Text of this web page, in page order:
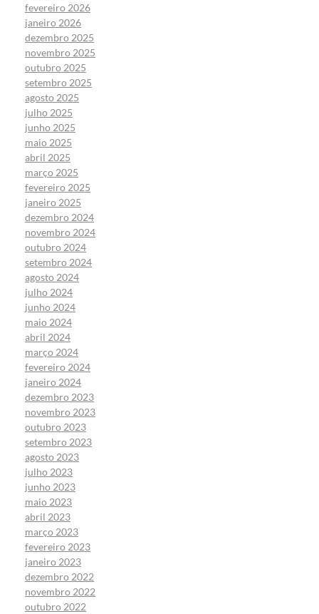
fevereiro 2026
janeiro 2026
dezembro 2025
novembro 2025
outubro 2025
setembro 2025
agosto 2025
julho 2025
junho 2025
maio 2025
abril 2025
março 2025
fevereiro 2025
janeiro 2025
dezembro 2024
novembro 2024
outubro 2024
setembro 2024
agosto 2024
julho 2024
junho 2024
maio 2024
abril 2024
março 2024
fevereiro 2024
janeiro 2024
dezembro 2023
novembro 2023
outubro 2023
setembro 2023
agosto 2023
julho 2023
junho 2023
maio 2023
abril 2023
março 2023
fevereiro 2023
janeiro 2023
dezembro 2022
novembro 2022
outubro 2022